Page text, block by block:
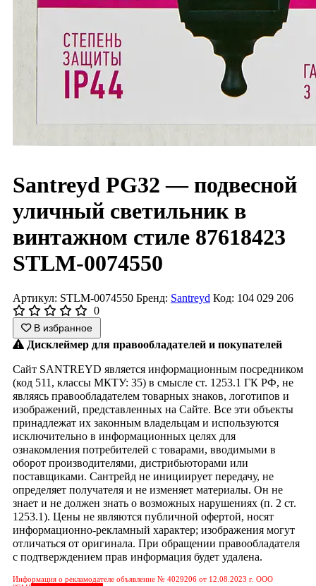
Santreyd PG32 — подвесной
уличный светильник в
винтажном стиле 87618423
STLM-0074550
Артикул: STLM-0074550 Бренд: Santreyd Код: 104 029 206
0
В избранное
Дисклеймер для правообладателей и покупателей
Сайт SANTREYD является информационным посредником
(код 511, классы МКТУ: 35) в смысле ст. 1253.1 ГК РФ, не
являясь правообладателем товарных знаков, логотипов и
изображений, представленных на Сайте. Все эти объекты
принадлежат их законным владельцам и используются
исключительно в информационных целях для
ознакомления потребителей с товарами, вводимыми в
оборот производителями, дистрибьюторами или
поставщиками. Сантрейд не инициирует передачу, не
определяет получателя и не изменяет материалы. Он не
знает и не должен знать о возможных нарушениях (п. 2 ст.
1253.1). Цены не являются публичной офертой, носят
информационно-рекламный характер; изображения могут
отличаться от оригинала. При обращении правообладателя
с подтверждением прав информация будет удалена.
Информация о рекламодателе объявление № 4029206 от 12.08.2023 г. ООО